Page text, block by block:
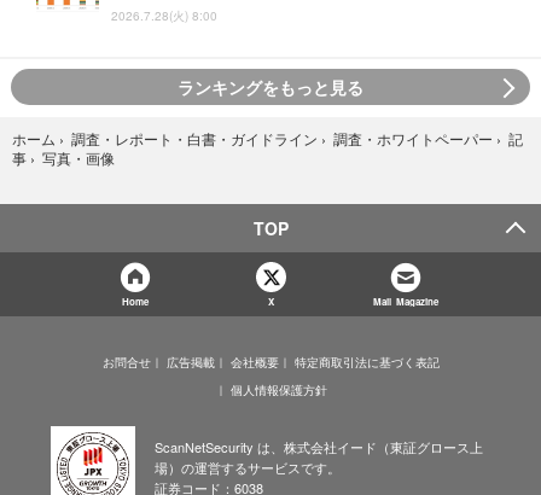
2026.7.28(火) 8:00
ランキングをもっと見る
ホーム › 調査・レポート・白書・ガイドライン › 調査・ホワイトペーパー › 記
事 › 写真・画像
TOP
Home X Mail Magazine
お問合せ 広告掲載 会社概要
特定商取引法に基づく表記
個人情報保護方針
ScanNetSecurity は、株式会社イード（東証グロース上
場）の運営するサービスです。
証券コード：6038